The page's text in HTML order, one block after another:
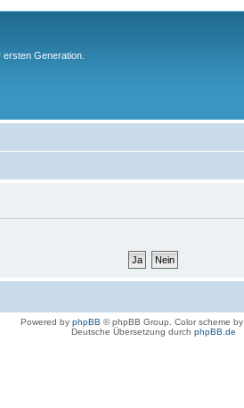
Generation.
Powered by phpBB © phpBB Group. Color scheme by
Deutsche Übersetzung durch phpBB.de